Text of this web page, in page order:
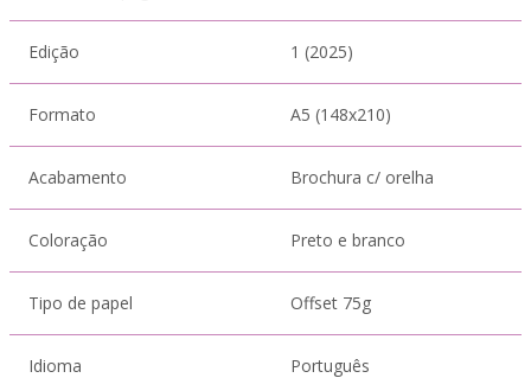
Edição 1 (2025)
Formato A5 (148x210)
Acabamento Brochura c/ orelha
Coloração Preto e branco
Tipo de papel Offset 75g
Idioma Português